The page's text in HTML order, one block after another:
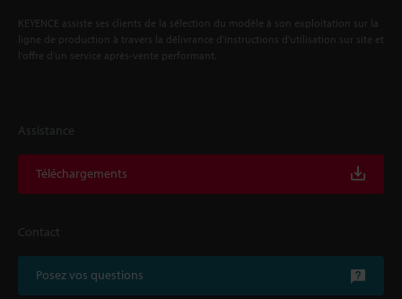
KEYENCE assiste ses clients de la sélection du modèle à son exploitation sur la
ligne de production à travers la délivrance d'instructions d'utilisation sur site et
l'offre d'un service après-vente performant.
Assistance
Téléchargements
Contact
Posez vos questions